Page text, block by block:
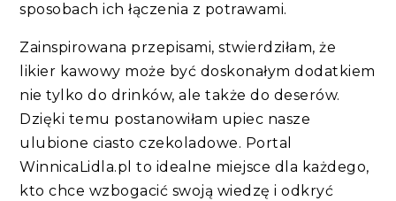
sposobach ich łączenia z potrawami.
Zainspirowana przepisami, stwierdziłam, że
likier kawowy może być doskonałym dodatkiem
nie tylko do drinków, ale także do deserów.
Dzięki temu postanowiłam upiec nasze
ulubione ciasto czekoladowe. Portal
WinnicaLidla.pl to idealne miejsce dla każdego,
kto chce wzbogacić swoją wiedzę i odkryć